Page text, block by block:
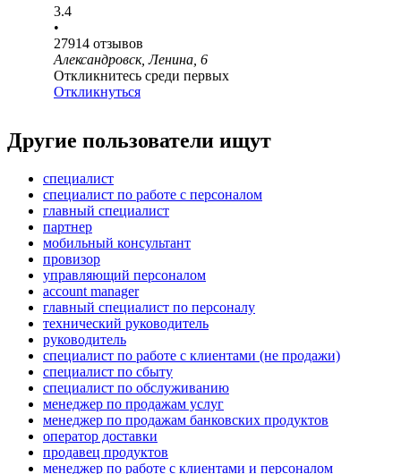
3.4
•
27914 отзывов
Александровск, Ленина, 6
Откликнитесь среди первых
Откликнуться
Другие пользователи ищут
специалист
специалист по работе с персоналом
главный специалист
партнер
мобильный консультант
провизор
управляющий персоналом
account manager
главный специалист по персоналу
технический руководитель
руководитель
специалист по работе с клиентами (не продажи)
специалист по сбыту
специалист по обслуживанию
менеджер по продажам услуг
менеджер по продажам банковских продуктов
оператор доставки
продавец продуктов
менеджер по работе с клиентами и персоналом